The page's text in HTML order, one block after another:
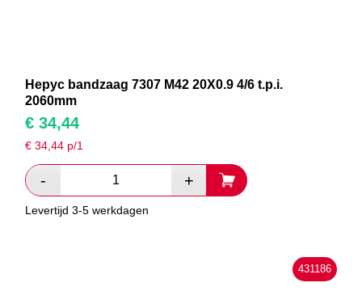
Hepyc bandzaag 7307 M42 20X0.9 4/6 t.p.i.
2060mm
€ 34,44
€34,44 p/1
Levertijd 3-5 werkdagen
431186